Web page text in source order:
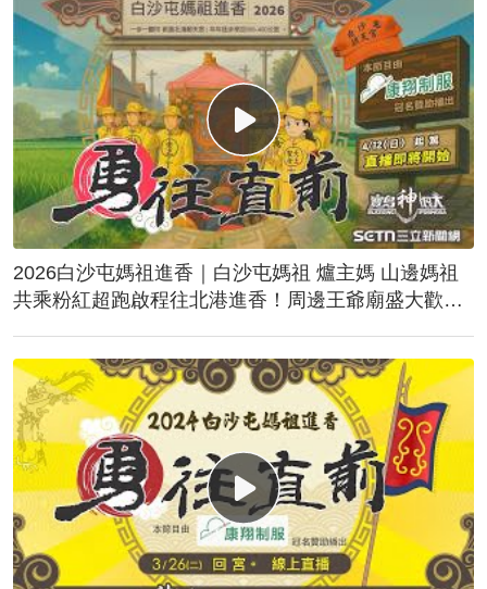
2026白沙屯媽祖進香｜白沙屯媽祖 爐主媽 山邊媽祖
共乘粉紅超跑啟程往北港進香！周邊王爺廟盛大歡